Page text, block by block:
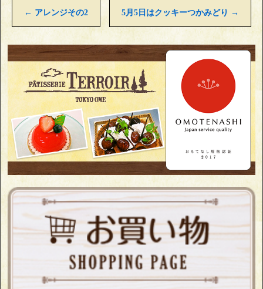
← アレンジその2 5月5日はクッキーつかみどり →